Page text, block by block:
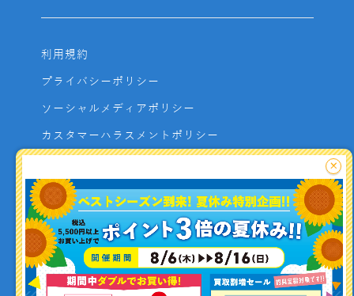
釣り情報を
利用規約
プライバシーポリシー
ソーシャルメディアポリシー
カスタマーハラスメントポリシー
よくあるご質問
お問い合わせ
利用者資金の保全方法
×